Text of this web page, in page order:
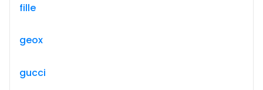
fille
geox
gucci